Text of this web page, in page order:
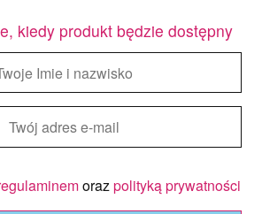
kiedy produkt będzie dostępny
orazpolityką prywatności